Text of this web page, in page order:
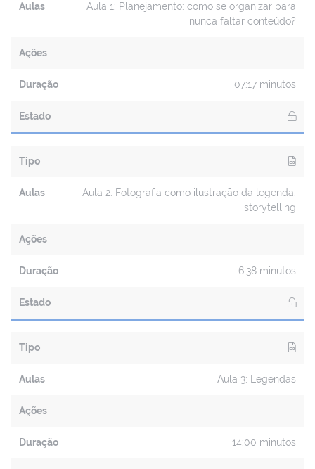
Aulas
Aula 1: Planejamento: como se organizar para
nunca faltar conteúdo?
Ações
Duração 07:17 minutos
Estado
Tipo
Aulas
Aula 2: Fotografia como ilustração da legenda:
storytelling
Ações
Duração 6:38 minutos
Estado
Tipo
Aulas Aula 3: Legendas
Ações
Duração 14:00 minutos